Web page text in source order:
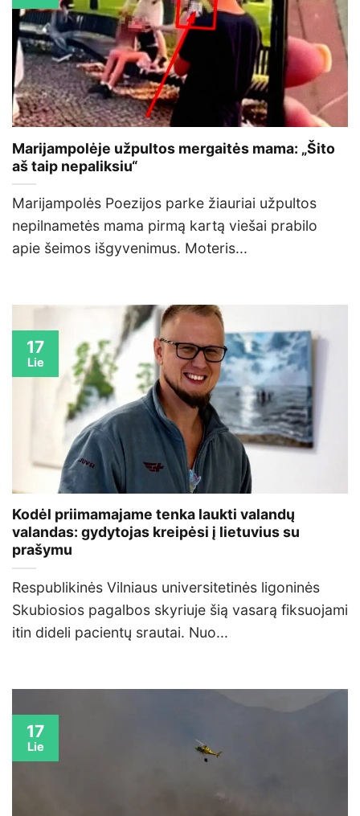
Marijampolėje užpultos mergaitės mama: „Šito
aš taip nepaliksiu“
Marijampolės Poezijos parke žiauriai užpultos
nepilnametės mama pirmą kartą viešai prabilo
apie šeimos išgyvenimus. Moteris...
Kodėl priimamajame tenka laukti valandų
valandas: gydytojas kreipėsi į lietuvius su
prašymu
Respublikinės Vilniaus universitetinės ligoninės
Skubiosios pagalbos skyriuje šią vasarą fiksuojami
itin dideli pacientų srautai. Nuo...
17
Lie
17
Lie